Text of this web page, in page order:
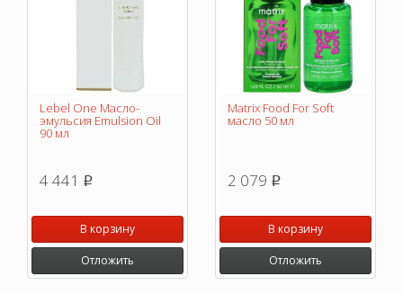
Lebel One Масло-
эмульсия Emulsion Oil
90 мл
4 441 p
В корзину
Отложить
Matrix Food For Soft
масло 50 мл
2 079 p
В корзину
Отложить